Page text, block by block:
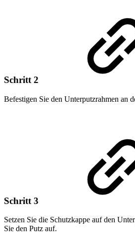
Schritt 2
Befestigen Sie den Unterputzrahmen an
Schritt 3
Setzen Sie die Schutzkappe auf den
Sie den Putz auf.